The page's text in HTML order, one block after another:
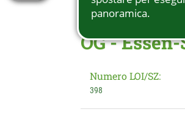
OG -
Numero LOI/SZ:
398